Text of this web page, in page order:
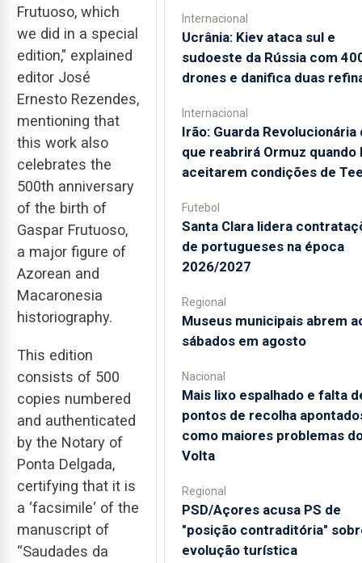
Frutuoso, which
we did in a special
edition," explained
editor José
Ernesto Rezendes,
mentioning that
this work also
celebrates the
500th anniversary
of the birth of
Gaspar Frutuoso,
a major figure of
Azorean and
Macaronesia
historiography.
This edition
consists of 500
copies numbered
and authenticated
by the Notary of
Ponta Delgada,
certifying that it is
a ‘facsimile‘ of the
manuscript of
“Saudades da
Internacional
Ucrânia: Kiev ataca sul e
sudoeste da Rússia com
drones e danifica duas
Internacional
Irão: Guarda Revolucionária
que reabrirá Ormuz quando
aceitarem condições de
Futebol
Santa Clara lidera
de portugueses na época
2026/2027
Regional
Museus municipais abrem
sábados em agosto
Nacional
Mais lixo espalhado e falta
pontos de recolha
como maiores problemas
Volta
Regional
PSD/Açores acusa PS de
"posição contraditória"
evolução turística